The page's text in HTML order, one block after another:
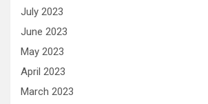
July 2023
June 2023
May 2023
April 2023
March 2023